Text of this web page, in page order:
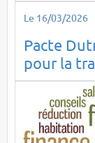
Le 16/03/2026
Pacte
pour la